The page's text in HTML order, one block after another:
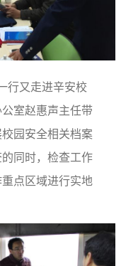
行又走进辛安校
室赵惠声主任带
园安全相关档案
同时，检查工作
点区域进行实地